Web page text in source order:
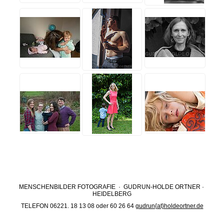
MENSCHENBILDER FOTOGRAFIE · GUDRUN-HOLDE ORTNER ·
HEIDELBERG
TELEFON 06221. 18 13 08 oder 60 26 64 gudrun{at}holdeortner.de